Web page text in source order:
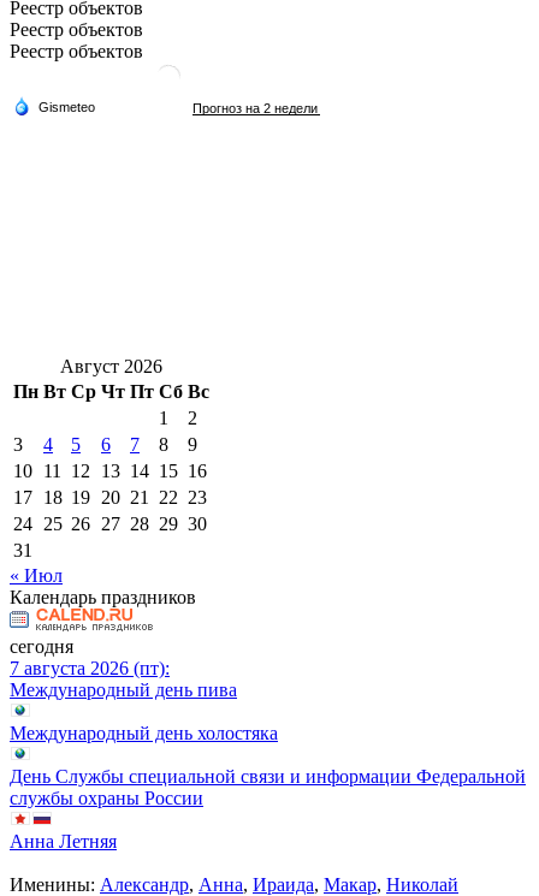
Реестр объектов
Реестр объектов
Реестр объектов
Август 2026
Пн Вт Ср Чт Пт Сб Вс
1
2
3
4 5 6 7 8
9
10 11 12 13 14 15 16
17 18 19 20 21 22 23
24 25 26 27 28 29 30
31
« Июл
Календарь праздников
сегодня
7 августа 2026 (пт):
Международный день пива
Международный день холостяка
День Службы специальной связи и информации Федеральной
службы охраны России
Анна Летняя
Именины: Александр, Анна, Ираида, Макар, Николай